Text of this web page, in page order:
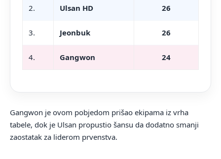
2. Ulsan HD 26
3. Jeonbuk 26
4. Gangwon 24
Gangwon je ovom pobjedom prišao ekipama iz vrha
tabele, dok je Ulsan propustio šansu da dodatno smanji
zaostatak za liderom prvenstva.